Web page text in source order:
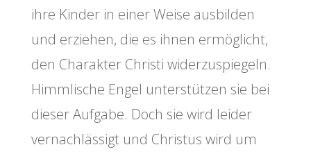
ihre Kinder in einer Weise ausbilden
und erziehen, die es ihnen ermöglicht,
den Charakter Christi widerzuspiegeln.
Himmlische Engel unterstützen sie bei
dieser Aufgabe. Doch sie wird leider
vernachlässigt und Christus wird um